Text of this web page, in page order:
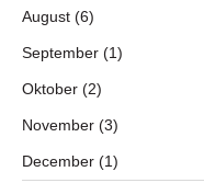
August (6)
September (1)
Oktober (2)
November (3)
December (1)